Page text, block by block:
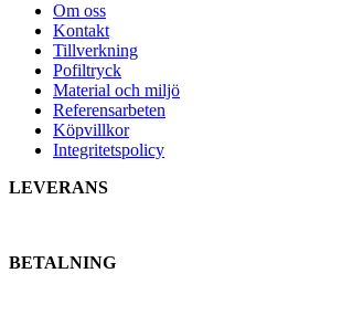
Om oss
Kontakt
Tillverkning
Pofiltryck
Material och miljö
Referensarbeten
Köpvillkor
Integritetspolicy
LEVERANS
BETALNING